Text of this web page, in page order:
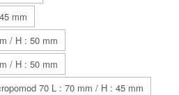
mm
/ H : 50 mm
/ H : 50 mm
70 L : 70 mm / H : 45 mm